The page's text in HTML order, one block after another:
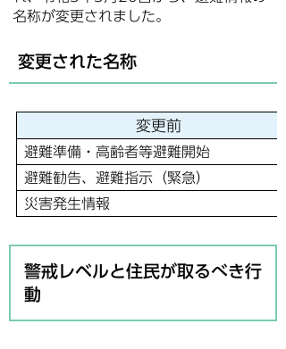
名称が変更されました。
変更された名称
変更前
避難準備・高齢者等避難開始
避難勧告、避難指示（緊急）
災害発生情報
警戒レベルと住民が取るべき行
動